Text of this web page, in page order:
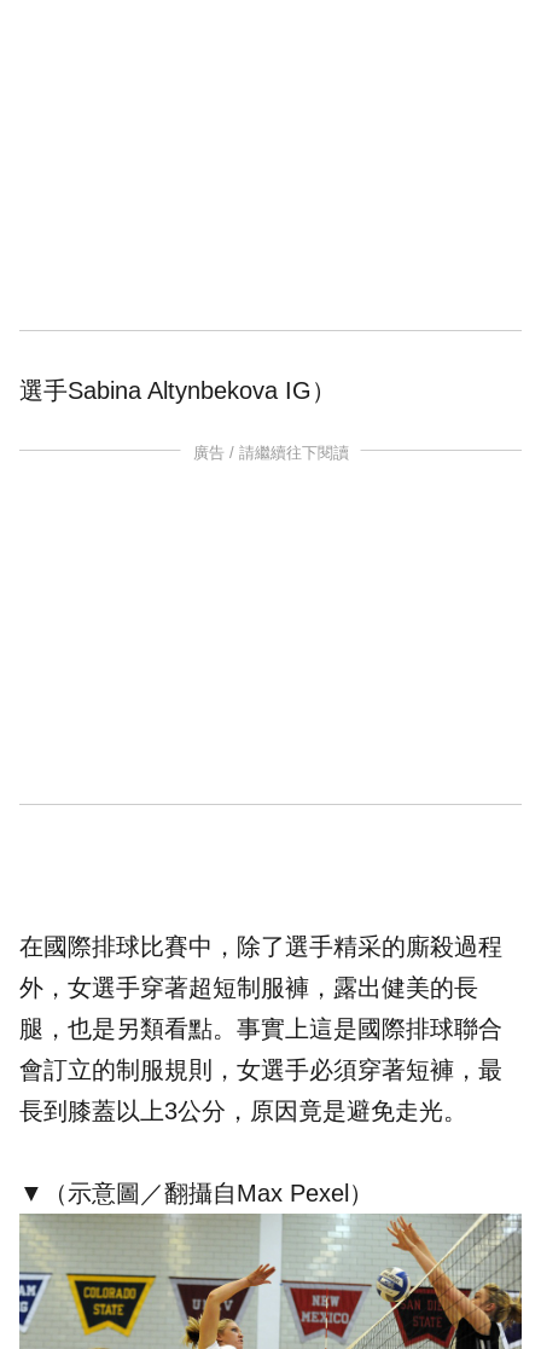
選手Sabina Altynbekova IG ）
廣告 / 請繼續往下閱讀
在國際排球比賽中，除了選手精采的廝殺過程
外，女選手穿著超短制服褲，露出健美的長
腿，也是另類看點。事實上這是國際排球聯合
會訂立的制服規則，女選手必須穿著短褲 ，最
長到膝蓋以上3公分，原因竟是避免走光。
▼（示意圖／翻攝自Max Pexel ）